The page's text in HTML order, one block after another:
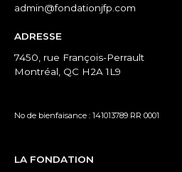
admin@fondationjfp.com
ADRESSE
7450, rue François-Perrault
Montréal, QC H2A 1L9
No de bienfaisance : 141013789 RR 0001
LA FONDATION